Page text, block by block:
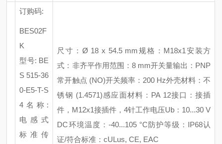
订购码:
BES02F
K
型号: BE
S 515-36
0-E5-T-S
4 名称 :
电感式
标准传
尺寸： Ø 18 x 54.5 mm规格： M18x1 安装方
式：非齐平作用范围： 8 mm开关量输出： PNP
常开触点 (NO)开关频率： 200 Hz外壳材料：不
锈钢 (1.4571)感应面材料： PA 12接口：接插
件， M12x1接插件，4针工作电压Ub：10...30 V
DC环境温度： -40...105 °C防护等级： IP68认
证/符合标准：cULus, CE, EAC